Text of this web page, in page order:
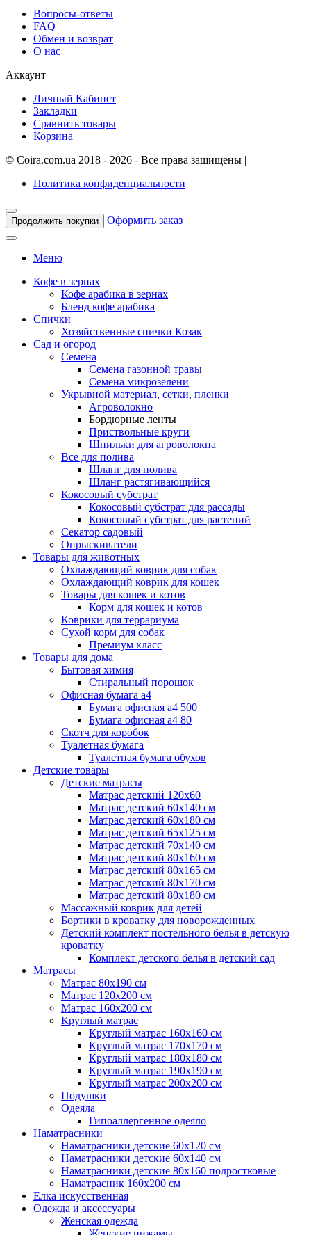
Вопросы-ответы
FAQ
Обмен и возврат
О нас
Аккаунт
Личный Кабинет
Закладки
Сравнить товары
Корзина
© Coira.com.ua 2018 - 2026 - Все права защищены |
Политика конфиденциальности
Продолжить покупки Оформить заказ
Меню
Кофе в зернах
Кофе арабика в зернах
Бленд кофе арабика
Спички
Хозяйственные спички Козак
Сад и огород
Семена
Семена газонной травы
Семена микрозелени
Укрывной материал, сетки, пленки
Агроволокно
Бордюрные ленты
Приствольные круги
Шпильки для агроволокна
Все для полива
Шланг для полива
Шланг растягивающийся
Кокосовый субстрат
Кокосовый субстрат для рассады
Кокосовый субстрат для растений
Секатор садовый
Опрыскиватели
Товары для животных
Охлаждающий коврик для собак
Охлаждающий коврик для кошек
Товары для кошек и котов
Корм для кошек и котов
Коврики для террариума
Сухой корм для собак
Премиум класс
Товары для дома
Бытовая химия
Стиральный порошок
Офисная бумага а4
Бумага офисная а4 500
Бумага офисная а4 80
Скотч для коробок
Туалетная бумага
Туалетная бумага обухов
Детские товары
Детские матрасы
Матрас детский 120х60
Матрас детский 60х140 см
Матрас детский 60х180 см
Матрас детский 65х125 см
Матрас детский 70х140 см
Матрас детский 80х160 см
Матрас детский 80х165 см
Матрас детский 80х170 см
Матрас детский 80х180 см
Массажный коврик для детей
Бортики в кроватку для новорожденных
Детский комплект постельного белья в детскую
кроватку
Комплект детского белья в детский сад
Матрасы
Матрас 80х190 см
Матраc 120х200 см
Матрас 160х200 см
Круглый матрас
Круглый матрас 160х160 см
Круглый матрас 170х170 см
Круглый матрас 180х180 см
Круглый матрас 190х190 см
Круглый матрас 200х200 см
Подушки
Одеяла
Гипоаллергенное одеяло
Наматрасники
Наматрасники детские 60х120 см
Наматрасники детские 60х140 см
Наматрасники детские 80х160 подростковые
Наматрасник 160х200 см
Елка искусственная
Одежда и аксессуары
Женская одежда